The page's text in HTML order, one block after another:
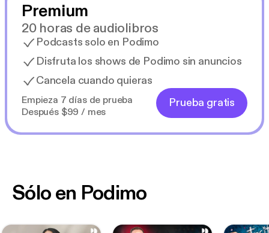
Premium
20 horas de audiolibros
Podcasts solo en Podimo
Disfruta los shows de Podimo sin anuncios
Cancela cuando quieras
Empieza 7 días de prueba
Después $99 / mes
Prueba gratis
Sólo en Podimo